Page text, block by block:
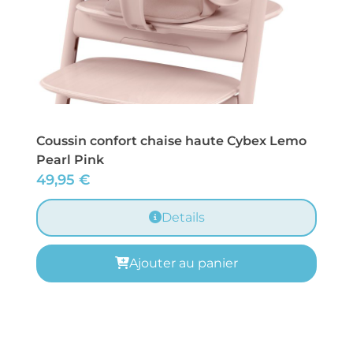
Coussin confort chaise haute Cybex Lemo
Pearl Pink
49,95 €
Details
Ajouter au panier